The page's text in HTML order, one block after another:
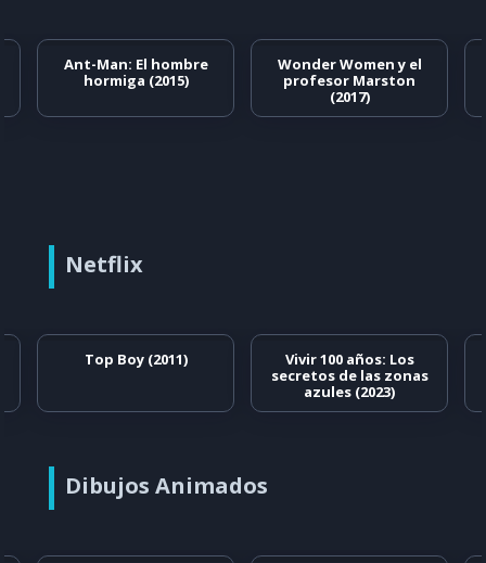
Ant-Man: El hombre
hormiga (2015)
Wonder Women y el
profesor Marston
(2017)
Netflix
Top Boy (2011)
Vivir 100 años: Los
secretos de las zonas
azules (2023)
Dibujos Animados